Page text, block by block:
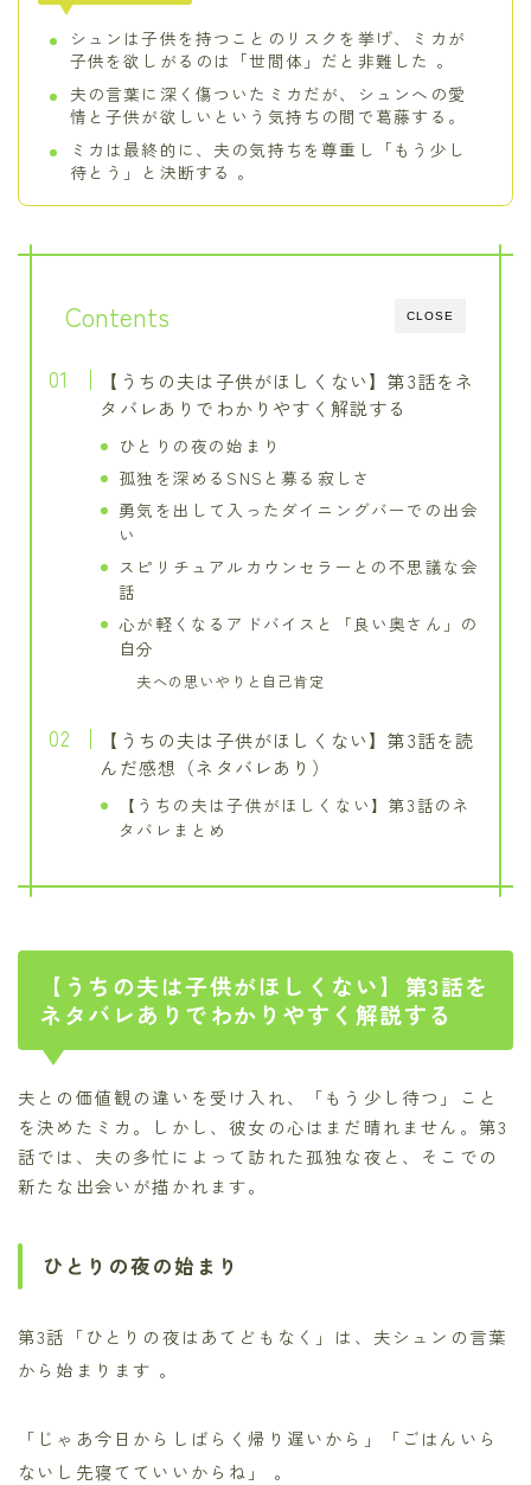
シュンは子供を持つことのリスクを挙げ、ミカが
子供を欲しがるのは「世間体」だと非難した 。
夫の言葉に深く傷ついたミカだが、シュンへの愛
情と子供が欲しいという気持ちの間で葛藤する。
ミカは最終的に、夫の気持ちを尊重し「もう少し
待とう」と決断する 。
CLOSE
Contents
【うちの夫は子供がほしくない】第3話をネ
タバレありでわかりやすく解説する
ひとりの夜の始まり
孤独を深めるSNSと募る寂しさ
勇気を出して入ったダイニングバーでの出会
い
スピリチュアルカウンセラーとの不思議な会
話
心が軽くなるアドバイスと「良い奥さん」の
自分
夫への思いやりと自己肯定
【うちの夫は子供がほしくない】第3話を読
んだ感想（ネタバレあり）
【うちの夫は子供がほしくない】第3話のネ
タバレまとめ
【うちの夫は子供がほしくない】第3話を
ネタバレありでわかりやすく解説する
夫との価値観の違いを受け入れ、「もう少し待つ」こと
を決めたミカ。しかし、彼女の心はまだ晴れません。第3
話では、夫の多忙によって訪れた孤独な夜と、そこでの
新たな出会いが描かれます。
ひとりの夜の始まり
第3話「ひとりの夜はあてどもなく」は、夫シュンの言葉
から始まります 。
「じゃあ今日からしばらく帰り遅いから」「ごはんいら
ないし先寝てていいからね」 。